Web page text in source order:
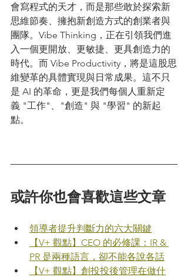
會寫程式的天才，而是那些敢於探索新
思維節奏、擁抱新創造方式的創業者與
團隊。Vibe Thinking，正在引領我們進
入一個更開放、更敏捷、更具創造力的
時代。而 Vibe Productivity，將是這股思
維變革的具體實現與日常成果。這不只
是 AI 的革命，更是我們每個人重新定
義 "工作"、"創造" 與 "學習" 的新起
點。
或許你也會喜歡這些文章
領導者提升判斷力的六大關鍵
【V+ 觀點】CEO 的必修課：IR &
PR 是兩種語言，卻不能各說各話
【V+ 觀點】創投投後管理在做什